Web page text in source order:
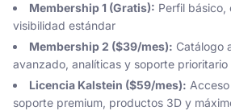
Membership 1 (Gratis): Perfil
visibilidad estándar
Membership 2 ($39/mes): Catálogo
avanzado, analíticas y soporte prioritario
Licencia Kalstein ($59/mes):
soporte premium, productos 3D y